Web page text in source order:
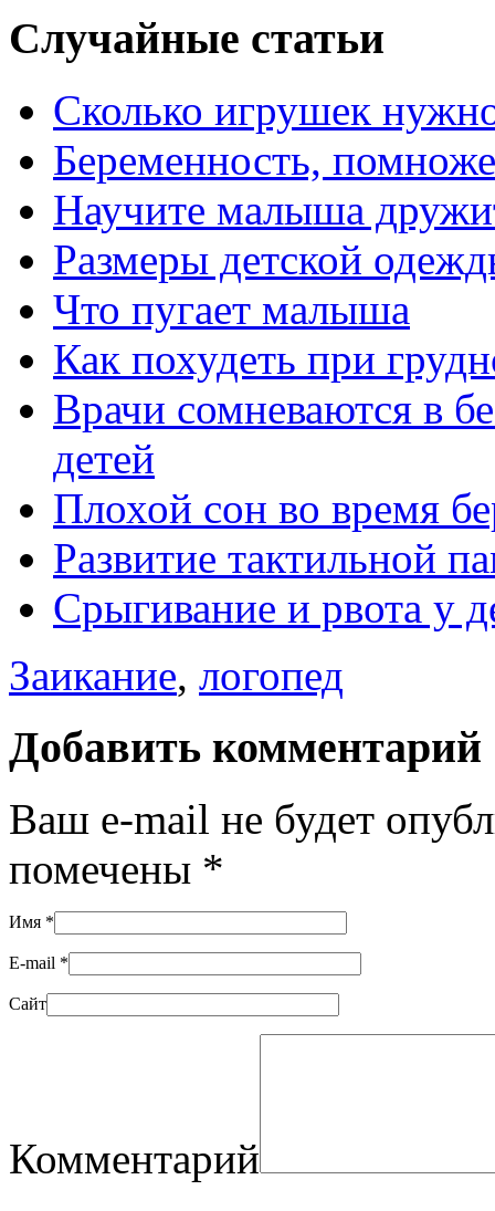
Случайные статьи
Сколько игрушек
Беременность,
Научите малыша
Размеры детской
Что пугает малыша
Как похудеть при
Врачи сомневаются в
детей
Плохой сон во время
Развитие тактильной
Срыгивание и рвота у
Заикание, логопед
Добавить комментарий
Ваш e-mail не будет
помечены *
Имя *
E-mail *
Сайт
Комментарий